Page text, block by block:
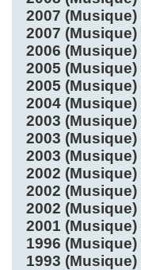
2007 (Musique)
2007 (Musique)
2006 (Musique)
2005 (Musique)
2005 (Musique)
2004 (Musique)
2003 (Musique)
2003 (Musique)
2003 (Musique)
2002 (Musique)
2002 (Musique)
2002 (Musique)
2001 (Musique)
1996 (Musique)
1993 (Musique)